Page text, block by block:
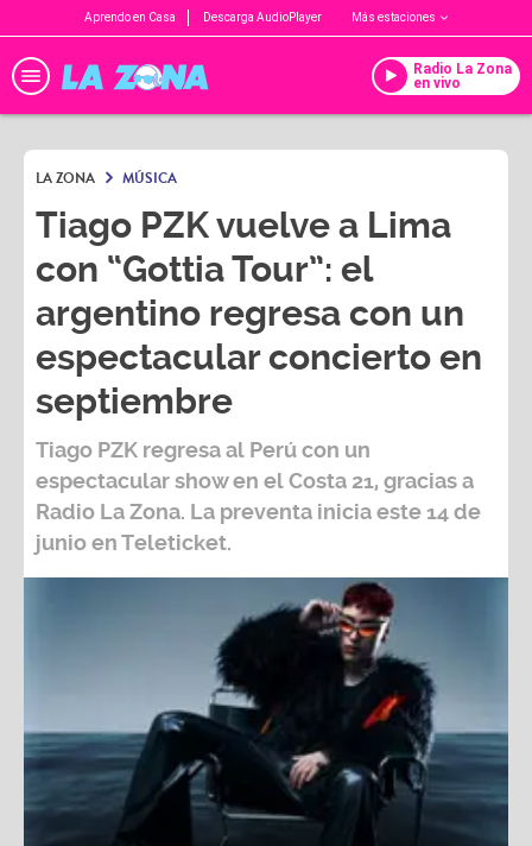
Aprendo en Casa Descarga AudioPlayer Más estaciones
Radio La Zona
en vivo
LA ZONA MÚSICA
Tiago PZK vuelve a Lima
con “Gottia Tour”: el
argentino regresa con un
espectacular concierto en
septiembre
Tiago PZK regresa al Perú con un
espectacular show en elCosta 21, gracias a
Radio La Zona. La preventa inicia este 14 de
junioen Teleticket.